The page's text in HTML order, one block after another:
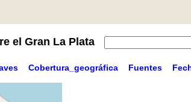
el Gran La Plata
Cobertura_geográfica Fuentes